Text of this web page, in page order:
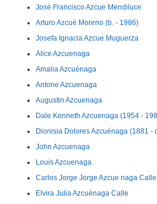
José Francisco Azcue Mendiluce
Arturo Azcué Moreno (b. - 1986)
Josefa Ignacia Azcue Muguerza
Alice Azcuenaga
Amalia Azcuénaga
Antone Azcuenaga
Augustin Azcuenaga
Dale Kenneth Azcuenaga (1954 -
Dionisia Dolores Azcuénaga (1881 -
John Azcuenaga
Louis Azcuenaga
Carlos Jorge Jorge Azcue naga
Elvira Julia Azcuénaga Calle